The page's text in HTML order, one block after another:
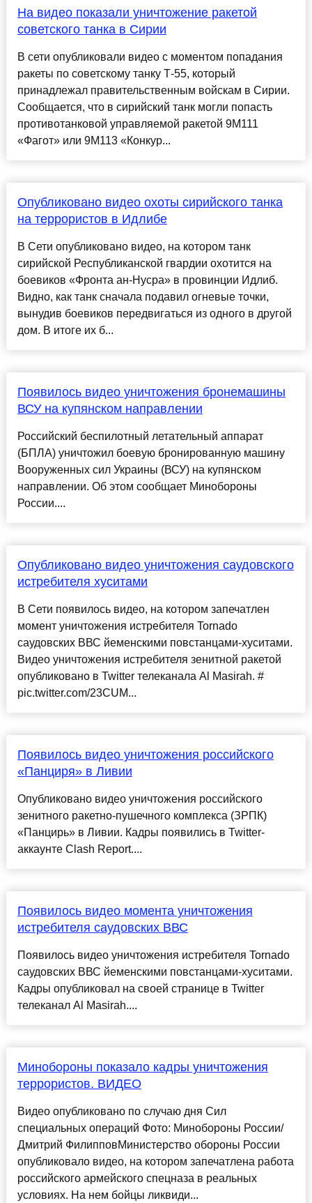
На видео показали уничтожение ракетой
советского танка в Сирии
В сети опубликовали видео с моментом попадания
ракеты по советскому танку Т-55, который
принадлежал правительственным войскам в Сирии.
Сообщается, что в сирийский танк могли попасть
противотанковой управляемой ракетой 9М111
«Фагот» или 9М113 «Конкур...
Опубликовано видео охоты сирийского танка
на террористов в Идлибе
В Сети опубликовано видео, на котором танк
сирийской Республиканской гвардии охотится на
боевиков «Фронта ан-Нусра» в провинции Идлиб.
Видно, как танк сначала подавил огневые точки,
вынудив боевиков передвигаться из одного в другой
дом. В итоге их б...
Появилось видео уничтожения бронемашины
ВСУ на купянском направлении
Российский беспилотный летательный аппарат
(БПЛА) уничтожил боевую бронированную машину
Вооруженных сил Украины (ВСУ) на купянском
направлении. Об этом сообщает Минобороны
России....
Опубликовано видео уничтожения саудовского
истребителя хуситами
В Сети появилось видео, на котором запечатлен
момент уничтожения истребителя Tornado
саудовских ВВС йеменскими повстанцами-хуситами.
Видео уничтожения истребителя зенитной ракетой
опубликовано в Twitter телеканала Al Masirah. #
pic.twitter.com/23CUM...
Появилось видео уничтожения российского
«Панциря» в Ливии
Опубликовано видео уничтожения российского
зенитного ракетно-пушечного комплекса (ЗРПК)
«Панцирь» в Ливии. Кадры появились в Twitter-
аккаунте Clash Report....
Появилось видео момента уничтожения
истребителя саудовских ВВС
Появилось видео уничтожения истребителя Tornado
саудовских ВВС йеменскими повстанцами-хуситами.
Кадры опубликовал на своей странице в Twitter
телеканал Al Masirah....
Минобороны показало кадры уничтожения
террористов. ВИДЕО
Видео опубликовано по случаю дня Сил
специальных операций Фото: Минобороны России/
Дмитрий ФилипповМинистерство обороны России
опубликовало видео, на котором запечатлена работа
российского армейского спецназа в реальных
условиях. На нем бойцы ликвиди...